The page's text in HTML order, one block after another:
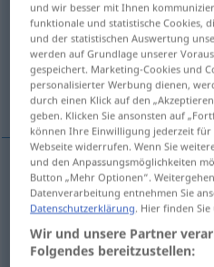
Übersicht aller
(Für mehr Details die
estímulo, incentivo
estímulom Anreiz
incentivom Anreiz
und wir besser mit Ihnen
funktionale und statistische Cookies,
und der statistischen Auswertung
werden auf Grundlage unserer
gespeichert. Marketing-Cookies und
personalisierter Werbung dienen,
durch einen Klick auf den
geben. Klicken Sie ansonsten auf
können Ihre Einwilligung jederzeit für
Webseite widerrufen. Wenn Sie
und den Anpassungsmöglichkeiten
Button „Mehr Optionen“.
Datenverarbeitung entnehmen Sie
Datenschutzerklärung. Hier finden
Wir und unsere Partner
Folgendes bereitzustellen: